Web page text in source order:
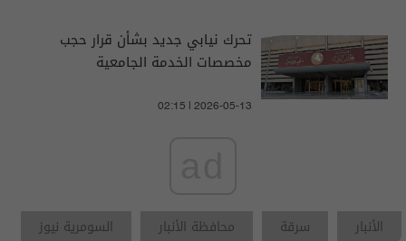
تحرك نيابي جديد بشأن قرار حجب
مخصصات الخدمة الجامعية
02:15 | 2026-05-13
الأنبار سرقة محافظة الأنبار
السومرية نيوز